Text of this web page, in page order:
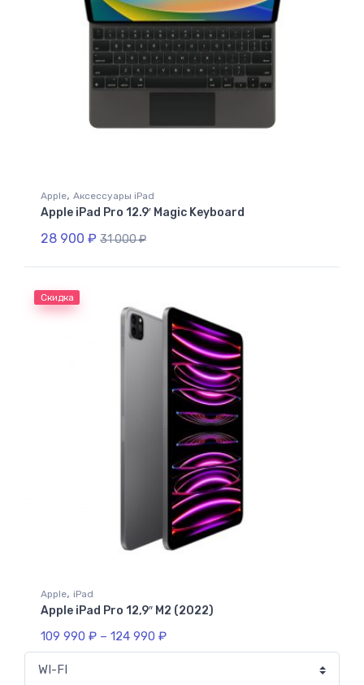
Apple, Аксессуары iPad
Apple iPad Pro 12.9′ Magic Keyboard
28 900 ₽ 31 000₽
Скидка
Apple, iPad
Apple iPad Pro 12,9″ M2 (2022)
109 990 ₽ – 124 990 ₽